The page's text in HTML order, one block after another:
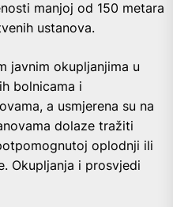
manjoj od 150 metara
ustanova.
javnim okupljanjima u
bolnicama i
a usmjerena su na
dolaze tražiti
oplodnji ili
Okupljanja i prosvjedi